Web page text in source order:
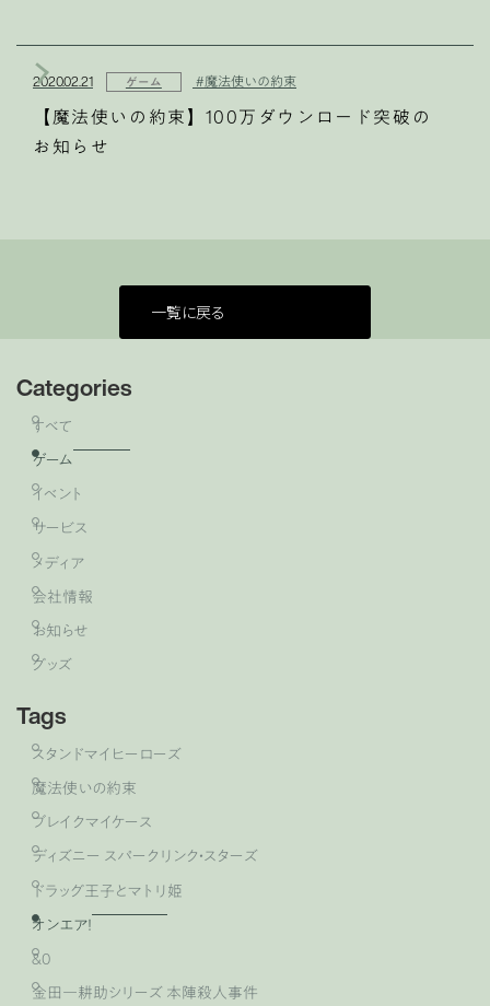
Categories
すべて
ゲーム
イベント
サービス
メディア
会社情報
お知らせ
グッズ
Tags
スタンドマイヒーローズ
魔法使いの約束
ブレイクマイケース
ディズニー スパークリンク・スターズ
ドラッグ王子とマトリ姫
オンエア！
&0
金田一耕助シリーズ 本陣殺人事件
2020.02.21 ゲーム #魔法使いの約束
【魔法使いの約束】100万ダウンロード突破の
お知らせ
一覧に戻る